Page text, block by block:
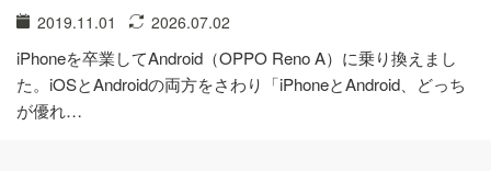
2019.11.01 2026.07.02
iPhoneを卒業してAndroid（OPPO Reno A）に乗り換えまし
た。iOSとAndroidの両方をさわり「iPhoneとAndroid、どっち
が優れ…